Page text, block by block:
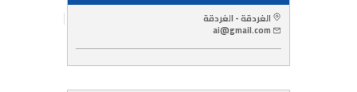
الغردقة - الغردقة
ai@gmail.com